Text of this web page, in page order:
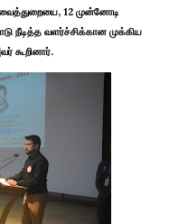
12 முன்னோடி
நீடித்த வளர்ச்சிக்கான முக்கிய
கூறினார்.